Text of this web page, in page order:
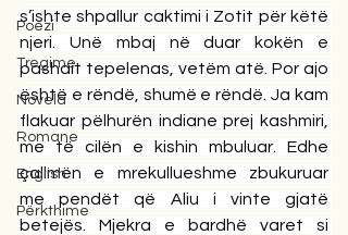
Poezi
Tregime
Novela
Romane
English
Përkthime
s’ishte shpallur caktimi i Zotit për këtë
njeri. Unë mbaj në duar kokën e
pashait tepelenas, vetëm atë. Por ajo
është e rëndë, shumë e rëndë. Ja kam
flakuar pëlhurën indiane prej kashmiri,
me të cilën e kishin mbuluar. Edhe
çallmën e mrekullueshme zbukuruar
me pendët që Aliu i vinte gjatë
betejës. Mjekra e bardhë varet si